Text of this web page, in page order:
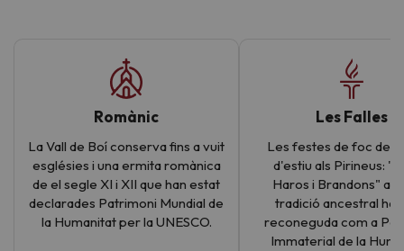
Romànic
La Vall de Boí conserva fins a vuit
esglésies i una ermita romànica
de el segle XI i XII que han estat
declarades Patrimoni Mundial de
la Humanitat per la UNESCO.
Les Falles
Les festes de foc del
d'estiu als Pirineus:
Haros i Brandons"
tradició ancestral ha
reconeguda com a
Immaterial de la